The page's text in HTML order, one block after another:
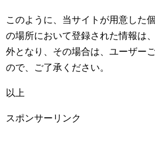
このように、当サイトが用意した
の場所において登録された情報は
外となり、その場合は、ユーザー
ので、ご了承ください。
以上
スポンサーリンク